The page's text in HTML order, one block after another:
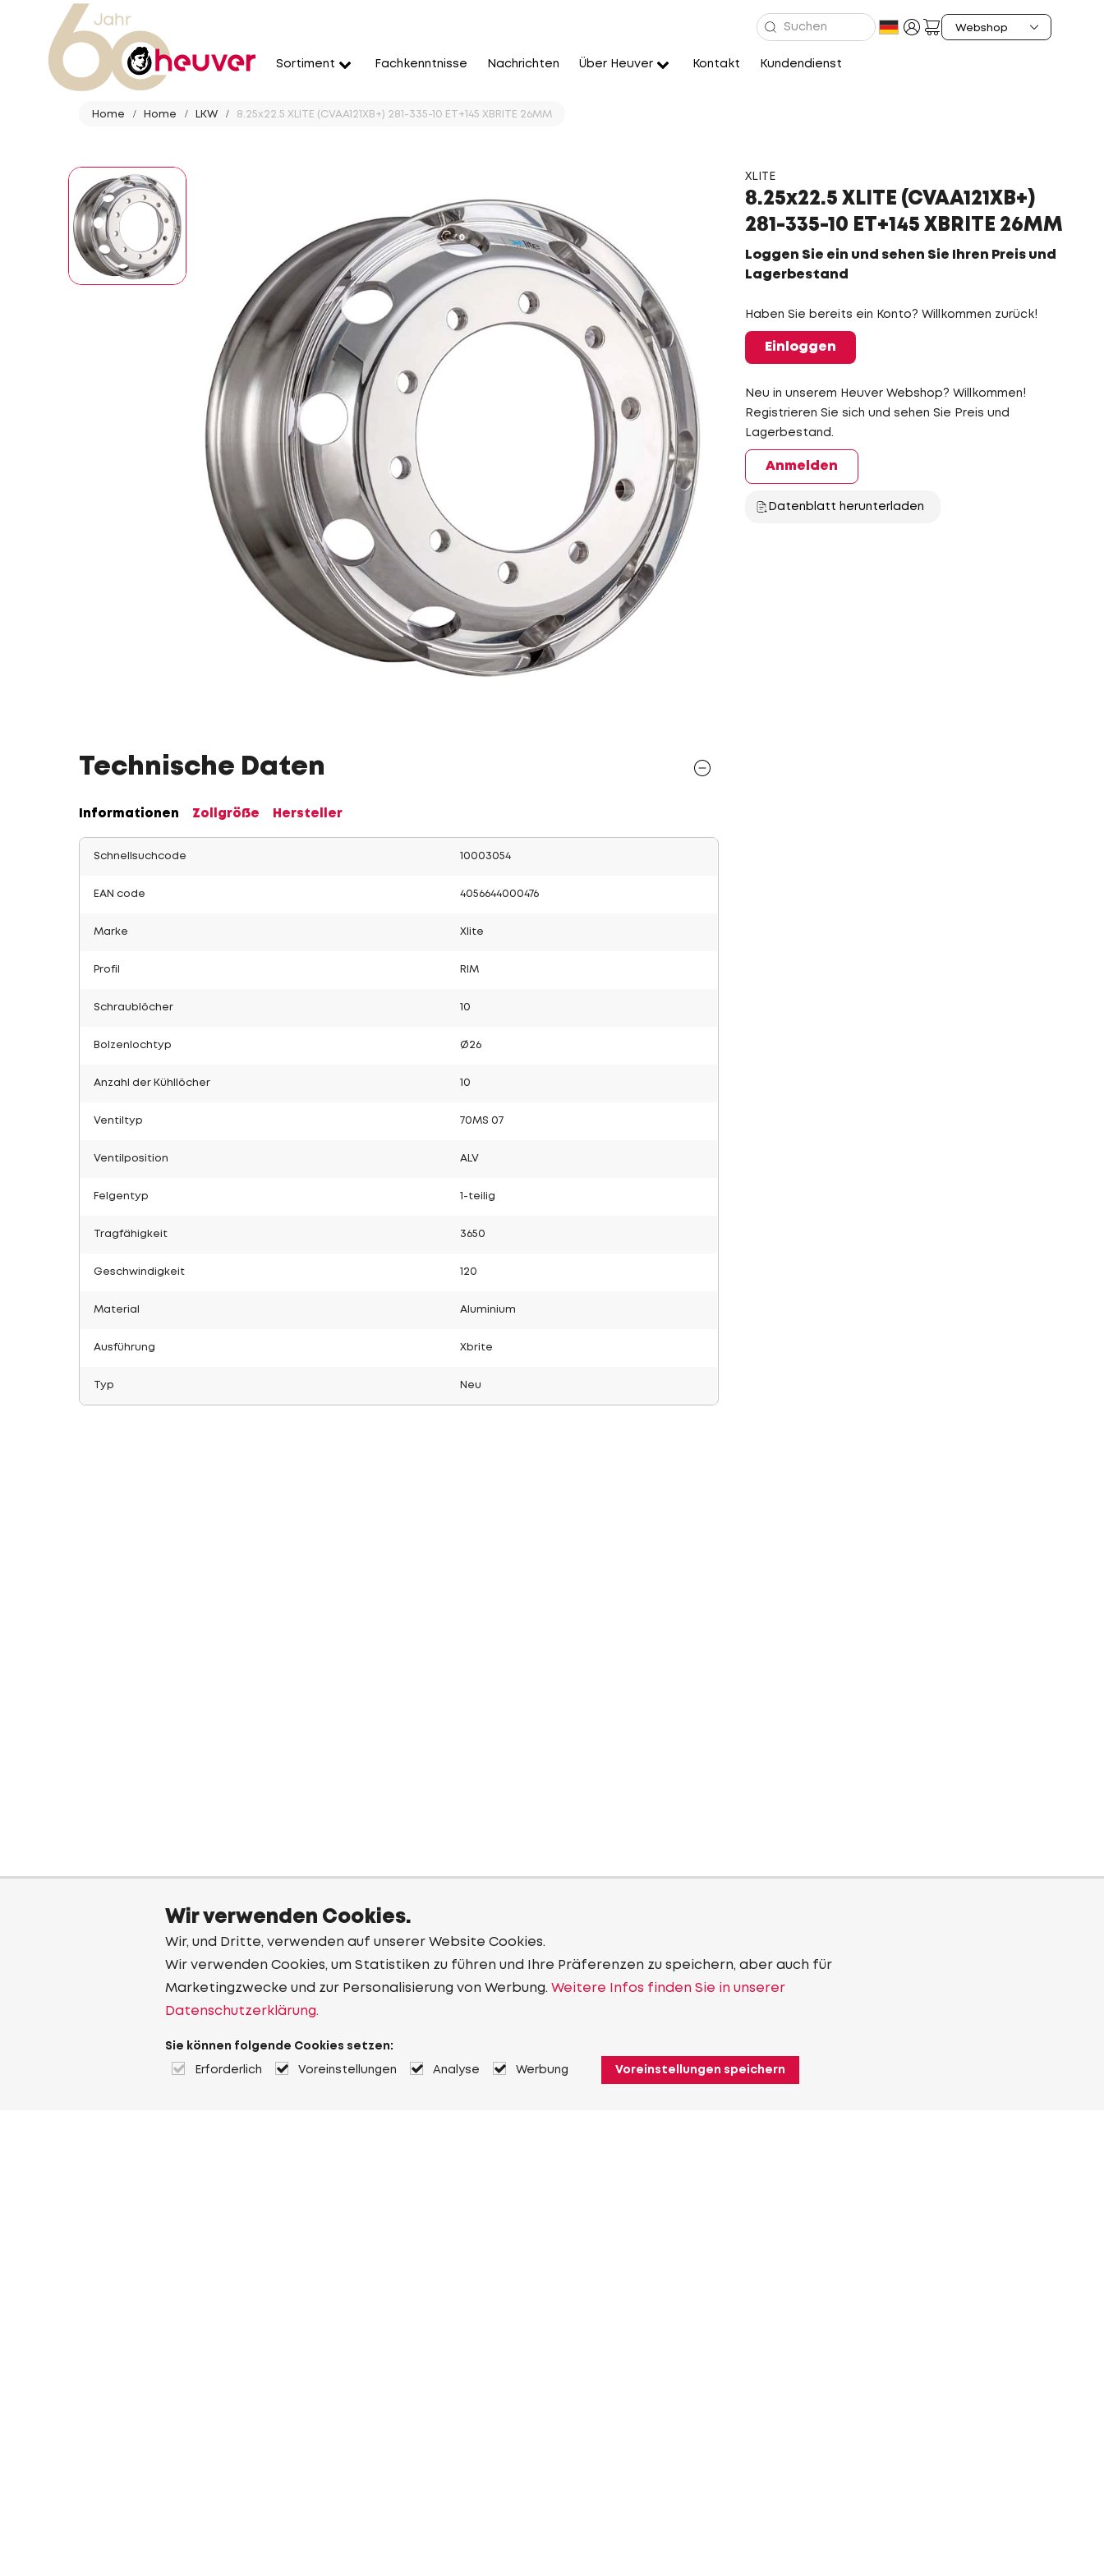
Sortiment Fachkenntnisse Nachrichten Über Heuver Kontakt Kundendienst
Home Home LKW 8.25x22.5 XLITE (CVAA121XB+) 281-335-10 ET+145 XBRITE 26MM
XLITE
8.25x22.5 XLITE (CVAA121XB+)
281-335-10 ET+145 XBRITE 26MM
Loggen Sie ein und sehen Sie Ihren Preis und
Lagerbestand
Haben Sie bereits ein Konto? Willkommen zurück!
Einloggen
Neu in unserem Heuver Webshop? Willkommen!
Registrieren Sie sich und sehen Sie Preis und
Lagerbestand.
Anmelden
Datenblatt herunterladen
Technische Daten
Informationen Zollgröße Hersteller
Schnellsuchcode 10003054
EAN code 4056644000476
Marke Xlite
Profil RIM
Schraublöcher 10
Bolzenlochtyp Ø26
Anzahl der Kühllöcher 10
Ventiltyp 70MS 07
Ventilposition ALV
Felgentyp 1-teilig
Tragfähigkeit 3650
Geschwindigkeit 120
Material Aluminium
Ausführung Xbrite
Typ Neu
Wir verwenden Cookies.
Wir, und Dritte, verwenden auf unserer Website Cookies.
Wir verwenden Cookies, um Statistiken zu führen und Ihre Präferenzen zu speichern, aber auch für
Marketingzwecke und zur Personalisierung von Werbung. Weitere Infos finden Sie in unserer
Datenschutzerklärung.
Sie können folgende Cookies setzen:
Erforderlich Voreinstellungen Analyse Werbung Voreinstellungen speichern